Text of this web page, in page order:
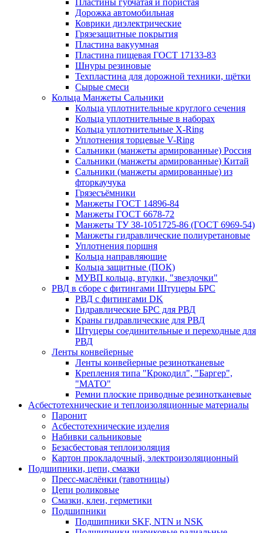
Пластины губчатая и пористая
Дорожка автомобильная
Коврики диэлектрические
Грязезащитные покрытия
Пластина вакуумная
Пластина пищевая ГОСТ 17133-83
Шнуры резиновые
Техпластина для дорожной техники, щётки
Сырые смеси
Кольца Манжеты Сальники
Кольца уплотнительные круглого сечения
Кольца уплотнительные в наборах
Кольца уплотнительные Х-Ring
Уплотнения торцевые V-Ring
Сальники (манжеты армированные) Россия
Сальники (манжеты армированные) Китай
Сальники (манжеты армированные) из
фторкаучука
Грязесъёмники
Манжеты ГОСТ 14896-84
Манжеты ГОСТ 6678-72
Манжеты ТУ 38-1051725-86 (ГОСТ 6969-54)
Манжеты гидравлические полиуретановые
Уплотнения поршня
Кольца направляющие
Кольца защитные (ПОК)
МУВП кольца, втулки, "звездочки"
РВД в сборе с фитингами Штуцеры БРС
РВД с фитингами DK
Гидравлические БРС для РВД
Краны гидравлические для РВД
Штуцеры соединительные и переходные для
РВД
Ленты конвейерные
Ленты конвейерные резинотканевые
Крепления типа "Крокодил", "Баргер",
"МАТО"
Ремни плоские приводные резинотканевые
Асбестотехнические и теплоизоляционные материалы
Паронит
Асбестотехнические изделия
Набивки сальниковые
Безасбестовая теплоизоляция
Картон прокладочный, электроизоляционный
Подшипники, цепи, смазки
Пресс-маслёнки (тавотницы)
Цепи роликовые
Смазки, клеи, герметики
Подшипники
Подшипники SKF, NTN и NSK